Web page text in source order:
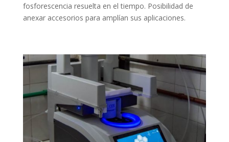
fosforescencia resuelta en el tiempo. Posibilidad de
anexar accesorios para amplían sus aplicaciones.